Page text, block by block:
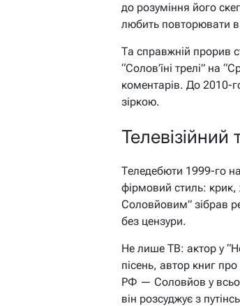
до розуміння його
любить повторювати
Та справжній прорив
“Солов’їні трелі” на
коментарів. До 2010-
зіркою.
Теледебюти 1999-го
фірмовий стиль: крик,
Соловйовим” зібрав
без цензури.
Не лише ТВ: актор у
пісень, автор книг
РФ — Соловйов у
він розсуджує з